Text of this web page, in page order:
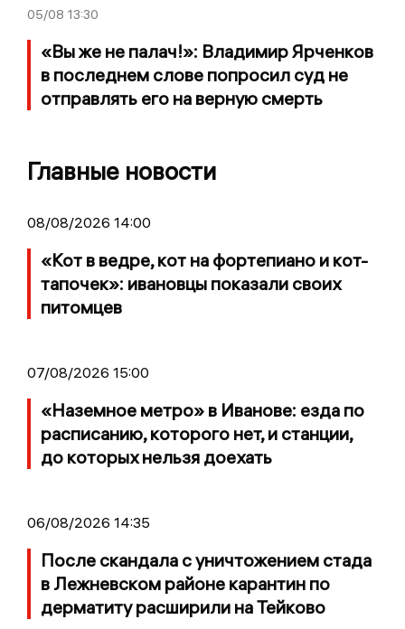
05/08 13:30
«Вы же не палач!»: Владимир Ярченков
в последнем слове попросил суд не
отправлять его на верную смерть
Главные новости
08/08/2026 14:00
«Кот в ведре, кот на фортепиано и кот-
тапочек»: ивановцы показали своих
питомцев
07/08/2026 15:00
«Наземное метро» в Иванове: езда по
расписанию, которого нет, и станции,
до которых нельзя доехать
06/08/2026 14:35
После скандала с уничтожением стада
в Лежневском районе карантин по
дерматиту расширили на Тейково